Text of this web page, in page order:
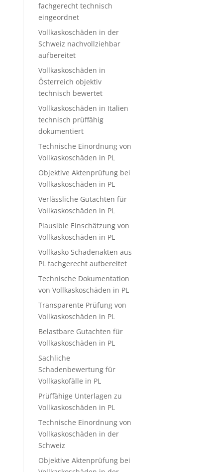
fachgerecht technisch
eingeordnet
Vollkaskoschäden in der
Schweiz nachvollziehbar
aufbereitet
Vollkaskoschäden in
Österreich objektiv
technisch bewertet
Vollkaskoschäden in Italien
technisch prüffähig
dokumentiert
Technische Einordnung von
Vollkaskoschäden in PL
Objektive Aktenprüfung bei
Vollkaskoschäden in PL
Verlässliche Gutachten für
Vollkaskoschäden in PL
Plausible Einschätzung von
Vollkaskoschäden in PL
Vollkasko Schadenakten aus
PL fachgerecht aufbereitet
Technische Dokumentation
von Vollkaskoschäden in PL
Transparente Prüfung von
Vollkaskoschäden in PL
Belastbare Gutachten für
Vollkaskoschäden in PL
Sachliche
Schadenbewertung für
Vollkaskofälle in PL
Prüffähige Unterlagen zu
Vollkaskoschäden in PL
Technische Einordnung von
Vollkaskoschäden in der
Schweiz
Objektive Aktenprüfung bei